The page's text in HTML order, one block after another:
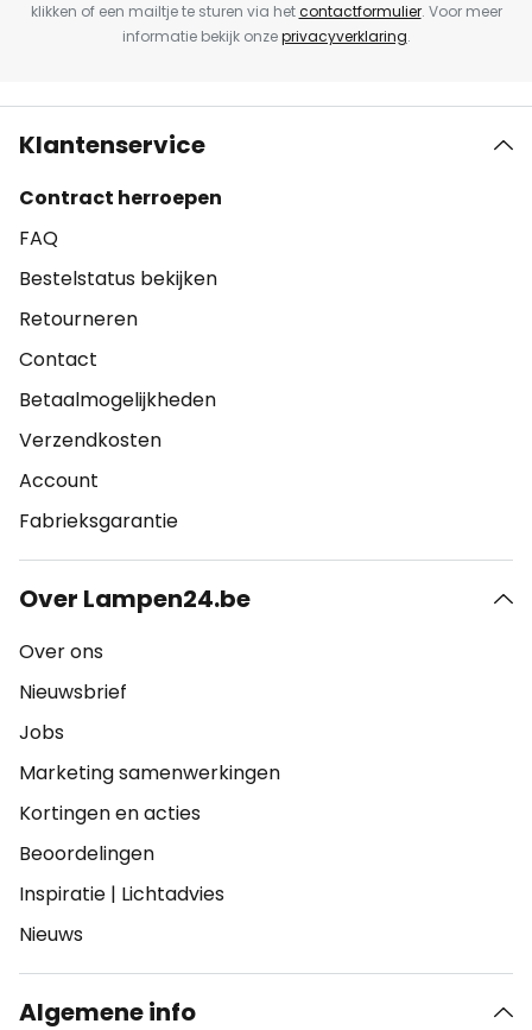
klikken of een mailtje te sturen via hetcontactformulier. Voor meer
informatie bekijk onzeprivacyverklaring.
Klantenservice
Contract herroepen
FAQ
Bestelstatus bekijken
Retourneren
Contact
Betaalmogelijkheden
Verzendkosten
Account
Fabrieksgarantie
Over Lampen24.be
Over ons
Nieuwsbrief
Jobs
Marketing samenwerkingen
Kortingen en acties
Beoordelingen
Inspiratie | Lichtadvies
Nieuws
Algemene info